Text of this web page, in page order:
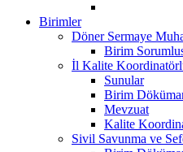
Birimler
Döner Sermaye
Birim
İl Kalite
Sunular
Birim
Mevzuat
Kalite
Sivil Savunma ve